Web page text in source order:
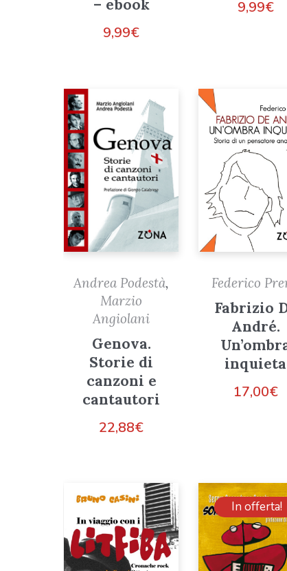
– ebook
9,99€
9,99€
Andrea Podestà,
Marzio
Angiolani
Genova.
Storie di
canzoni e
cantautori
22,88€
Federico
Fabrizio
André.
inquieta
17,00€
In offerta!